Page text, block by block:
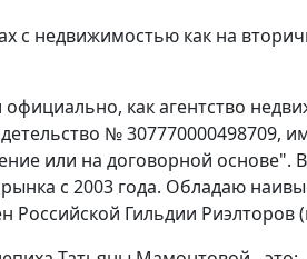
с недвижимостью как на
как агентство
№ 307770000498709,
или на договорной
с 2003 года. Обладаю
Российской Гильдии Риэлторов